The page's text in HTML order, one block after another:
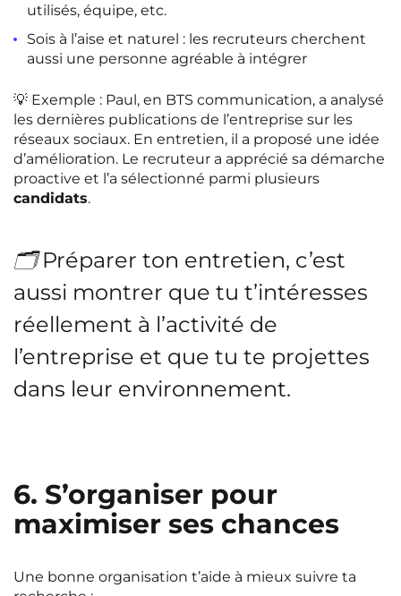
utilisés, équipe, etc.
Sois à l’aise et naturel : les recruteurs cherchent
aussi une personne agréable à intégrer
💡 Exemple : Paul, en BTS communication, a analysé
les dernières publications de l’entreprise sur les
réseaux sociaux. En entretien, il a proposé une idée
d’amélioration. Le recruteur a apprécié sa démarche
proactive et l’a sélectionné parmi plusieurs
candidats.
🗂️ Préparer ton entretien, c’est
aussi montrer que tu t’intéresses
réellement à l’activité de
l’entreprise et que tu te projettes
dans leur environnement.
6. S’organiser pour
maximiser ses chances
Une bonne organisation t’aide à mieux suivre ta